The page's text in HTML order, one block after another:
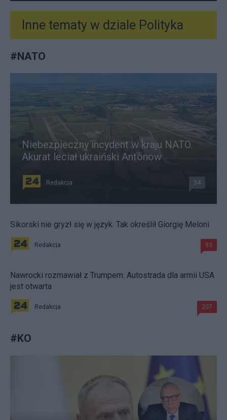
Inne tematy w dziale Polityka
#NATO
Niebezpieczny incydent w kraju NATO.
Akurat leciał ukraiński Antonow
Redakcja 34
Sikorski nie gryzł się w język. Tak określił Giorgię Meloni
Redakcja 93
Nawrocki rozmawiał z Trumpem. Autostrada dla armii USA
jest otwarta
Redakcja 207
#KO